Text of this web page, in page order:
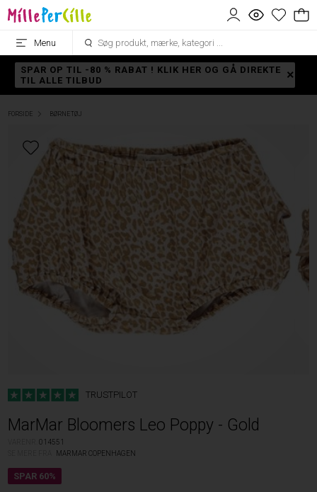
Menu
SPAR OP TIL -80 % RABAT ! KLIK HER OG GÅ DIREKTE
TIL ALLE TILBUD
FORSIDE BØRNETØJ
TRUSTPILOT
MarMar Bloomers Leo Poppy - Gold
VARENR.014551
MARMAR COPENHAGEN